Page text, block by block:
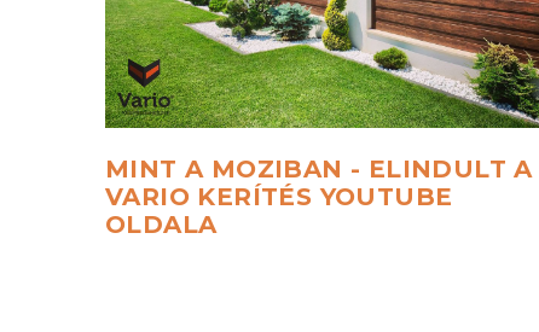
MINT A MOZIBAN - ELINDULT A
VARIO KERÍTÉS YOUTUBE
OLDALA